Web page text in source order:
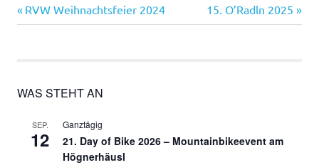
Beitragsnavigation
Vorheriger
Beitrag:
RVW Weihnachtsfeier 2024
Nächster
Beitrag:
15. O’Radln 2025
WAS STEHT AN
SEP.
12
Ganztägig
21. Day of Bike 2026 – Mountainbikeevent am
Högnerhäusl